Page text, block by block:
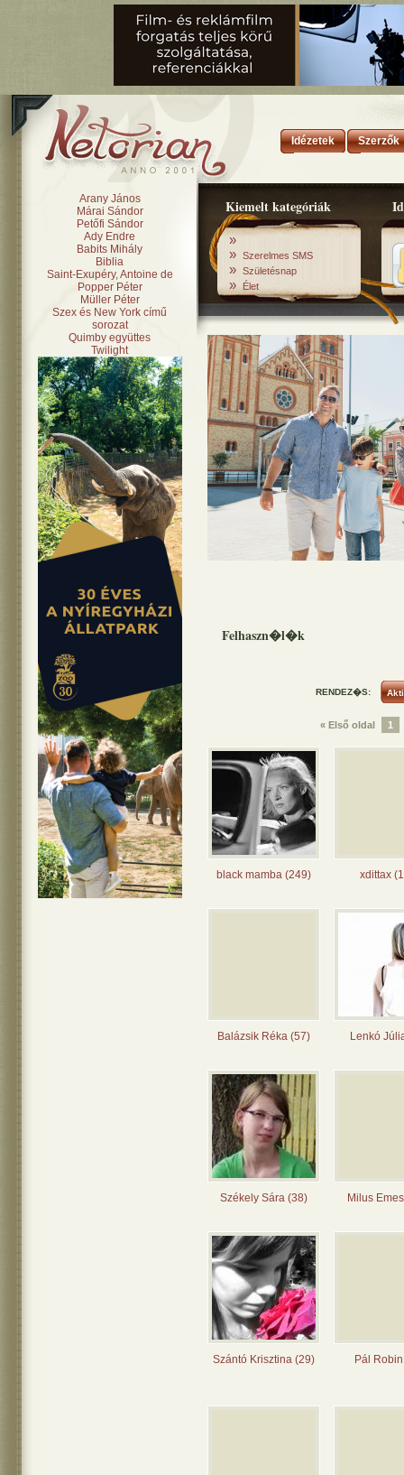
Idézetek Szerzők
Kiemelt kategóriák
»
» Szerelmes SMS
» Születésnap
» Élet
Arany János
Márai Sándor
Petőfi Sándor
Ady Endre
Babits Mihály
Biblia
Saint-Exupéry, Antoine de
Popper Péter
Müller Péter
Szex és New York című
sorozat
Quimby együttes
Twilight
Felhaszn�l�k
RENDEZ�S:
« Első oldal 1
black mamba (249) xdittax
Balázsik Réka (57) Lenkó
Székely Sára (38) Milus
Szántó Krisztina (29) Pál